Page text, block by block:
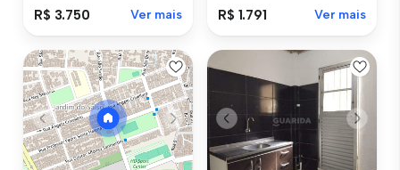
R$ 3.750 Ver mais R$ 1.791 Ver mais